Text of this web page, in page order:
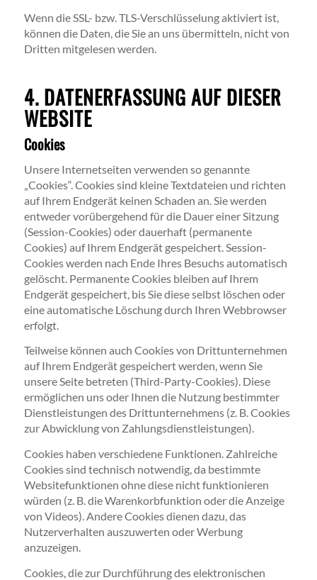
Wenn die SSL- bzw. TLS-Verschlüsselung aktiviert ist,
können die Daten, die Sie an uns übermitteln, nicht von
Dritten mitgelesen werden.
4. DATENERFASSUNG AUF DIESER
WEBSITE
Cookies
Unsere Internetseiten verwenden so genannte
„Cookies“. Cookies sind kleine Textdateien und richten
auf Ihrem Endgerät keinen Schaden an. Sie werden
entweder vorübergehend für die Dauer einer Sitzung
(Session-Cookies) oder dauerhaft (permanente
Cookies) auf Ihrem Endgerät gespeichert. Session-
Cookies werden nach Ende Ihres Besuchs automatisch
gelöscht. Permanente Cookies bleiben auf Ihrem
Endgerät gespeichert, bis Sie diese selbst löschen oder
eine automatische Löschung durch Ihren Webbrowser
erfolgt.
Teilweise können auch Cookies von Drittunternehmen
auf Ihrem Endgerät gespeichert werden, wenn Sie
unsere Seite betreten (Third-Party-Cookies). Diese
ermöglichen uns oder Ihnen die Nutzung bestimmter
Dienstleistungen des Drittunternehmens (z. B. Cookies
zur Abwicklung von Zahlungsdienstleistungen).
Cookies haben verschiedene Funktionen. Zahlreiche
Cookies sind technisch notwendig, da bestimmte
Websitefunktionen ohne diese nicht funktionieren
würden (z. B. die Warenkorbfunktion oder die Anzeige
von Videos). Andere Cookies dienen dazu, das
Nutzerverhalten auszuwerten oder Werbung
anzuzeigen.
Cookies, die zur Durchführung des elektronischen